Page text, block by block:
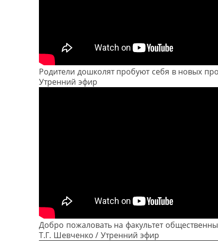
Родители дошколят пробуют себя в новых
Утренний эфир
Добро пожаловать на факультет
Т.Г. Шевченко / Утренний эфир